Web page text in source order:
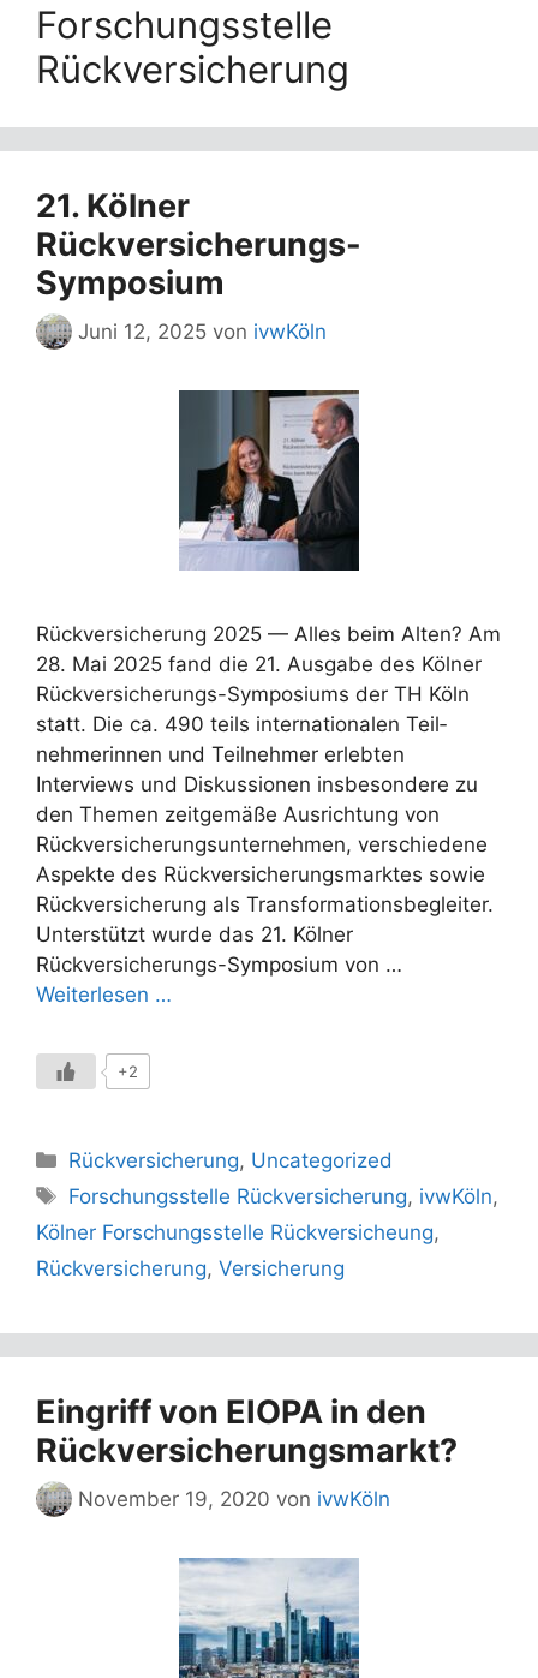
Forschungsstelle
Rückversicherung
21. Kölner
Rückversicherungs-
Symposium
Juni 12, 2025 von ivwKöln
Rückversicherung 2025 — Alles beim Alten? Am
28. Mai 2025 fand die 21. Ausgabe des Kölner
Rückversicherungs-Symposiums der TH Köln
statt. Die ca. 490 teils inter­nationalen Teil­
nehme­rinnen und Teil­neh­mer erlebten
Interviews und Diskus­sio­nen insbeson­dere zu
den Themen zeitgemäße Ausrichtung von
Rückversiche­rungsunternehmen, verschiedene
Aspekte des Rückversicherungs­marktes sowie
Rückversicherung als Transformationsbegleiter.
Unterstützt wurde das 21. Kölner
Rückversicherungs-Symposium von …
Weiterlesen …
+2
Kategorien
Rückversicherung, Uncategorized
Schlagwörter
Forschungsstelle Rückversicherung, ivwKöln,
Kölner Forschungsstelle Rückversicheung,
Rückversicherung, Versicherung
Eingriff von EIOPA in den
Rückversicherungsmarkt?
November 19, 2020 von ivwKöln